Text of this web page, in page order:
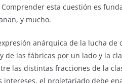
esta cuestión es
y mucho.
anárquica de la lucha de
las fábricas por un lado y la
las distintas fracciones de la
intereses, el proletariado debe